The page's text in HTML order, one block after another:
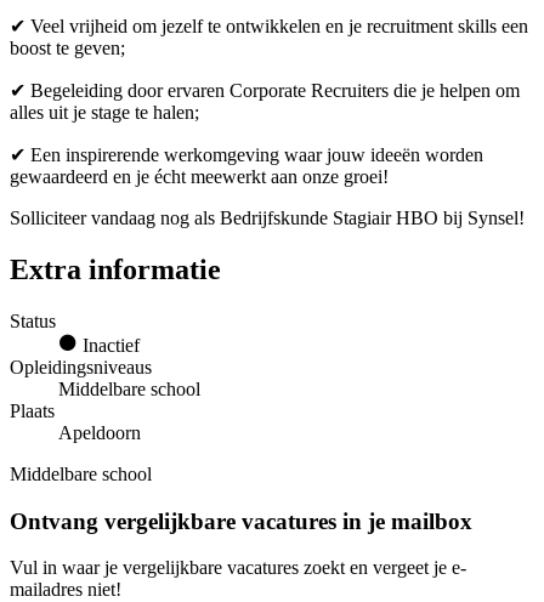
✔ Veel vrijheid om jezelf te ontwikkelen en je recruitment skills een
boost te geven;
✔ Begeleiding door ervaren Corporate Recruiters die je helpen om
alles uit je stage te halen;
✔ Een inspirerende werkomgeving waar jouw ideeën worden
gewaardeerd en je écht meewerkt aan onze groei!
Solliciteer vandaag nog als Bedrijfskunde Stagiair HBO bij Synsel!
Extra informatie
Status
Inactief
Opleidingsniveaus
Middelbare school
Plaats
Apeldoorn
Middelbare school
Ontvang vergelijkbare vacatures in je mailbox
Vul in waar je vergelijkbare vacatures zoekt en vergeet je e-
mailadres niet!